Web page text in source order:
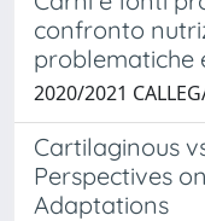
confronto
problematiche
2020/2021
Cartilaginous
Perspectives
Adaptations